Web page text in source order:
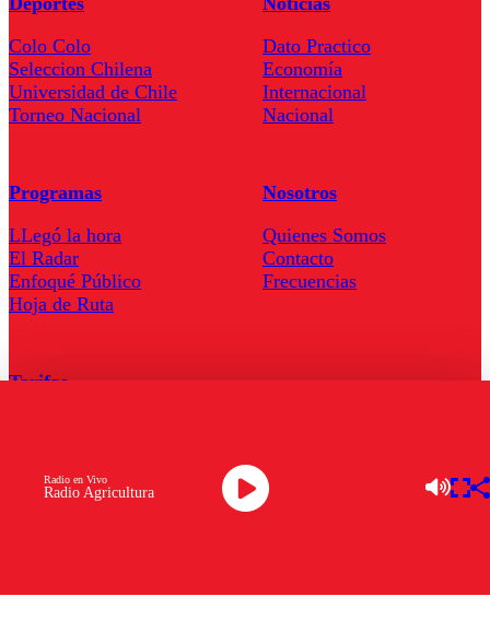
Radio Agricultura
Radio en Vivo
Colo Colo
Seleccion Chilena
Universidad de Chile
Torneo Nacional
Dato Practico
Economía
Internacional
Nacional
Programas
LLegó la hora
El Radar
Enfoqué Público
Hoja de Ruta
Nosotros
Quienes Somos
Contacto
Frecuencias
Tarifas
Descarga la APP